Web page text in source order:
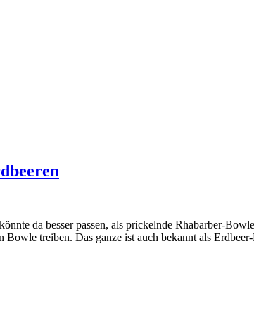
da besser passen, als prickelnde Rhabarber-
treiben. Das ganze ist auch bekannt als